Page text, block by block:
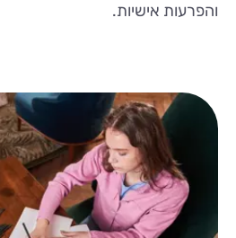
והפרעות אישיות.